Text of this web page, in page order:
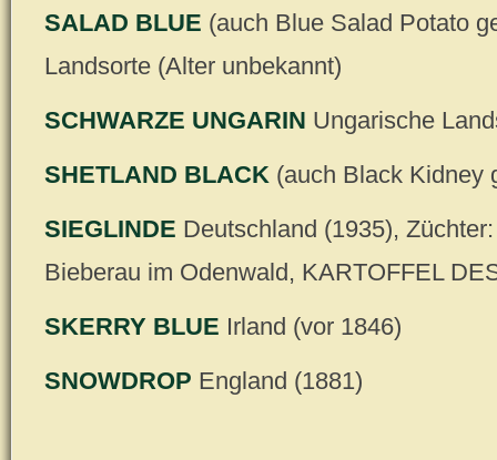
SALAD BLUE (auch Blue Salad Potato
Landsorte (Alter unbekannt)
SCHWARZE UNGARIN Ungarische
SHETLAND BLACK (auch Black Kidney
SIEGLINDE Deutschland (1935),
Bieberau im Odenwald, KARTOFFEL
SKERRY BLUE Irland (vor 1846)
SNOWDROP England (1881)